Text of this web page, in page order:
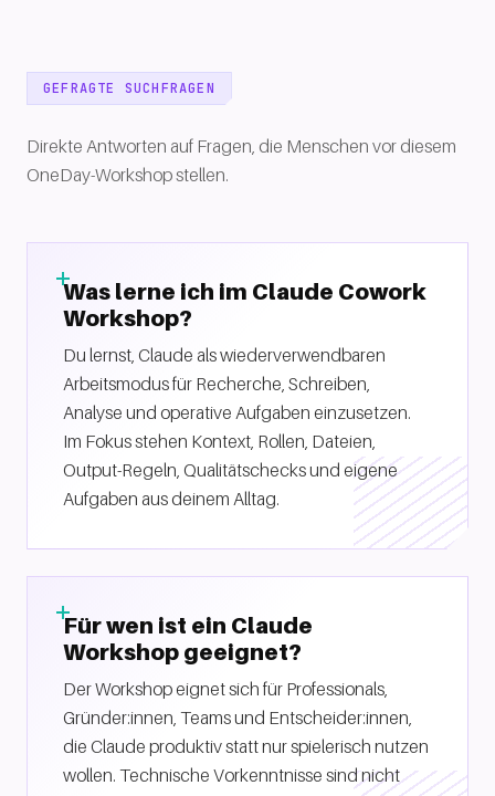
GEFRAGTE SUCHFRAGEN
Direkte Antworten auf Fragen, die Menschen vor diesem
OneDay-Workshop stellen.
Was lerne ich im Claude Cowork
Workshop?
Du lernst, Claude als wiederverwendbaren
Arbeitsmodus für Recherche, Schreiben,
Analyse und operative Aufgaben einzusetzen.
Im Fokus stehen Kontext, Rollen, Dateien,
Output-Regeln, Qualitätschecks und eigene
Aufgaben aus deinem Alltag.
Für wen ist ein Claude
Workshop geeignet?
Der Workshop eignet sich für Professionals,
Gründer:innen, Teams und Entscheider:innen,
die Claude produktiv statt nur spielerisch nutzen
wollen. Technische Vorkenntnisse sind nicht